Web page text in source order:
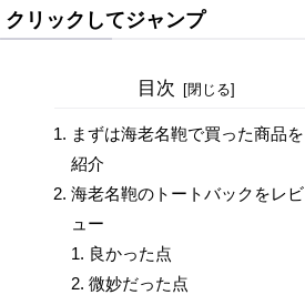
クリックしてジャンプ
目次
まずは海老名鞄で買った商品を
紹介
海老名鞄のトートバックをレビ
ュー
良かった点
微妙だった点